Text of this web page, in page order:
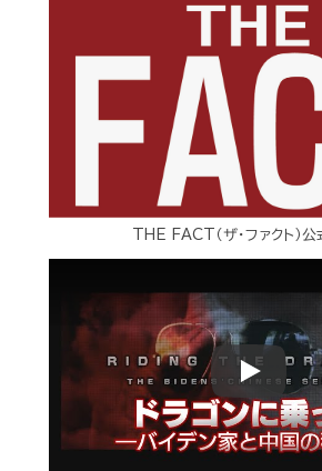
THE FACT（ザ・ファクト）公
Play